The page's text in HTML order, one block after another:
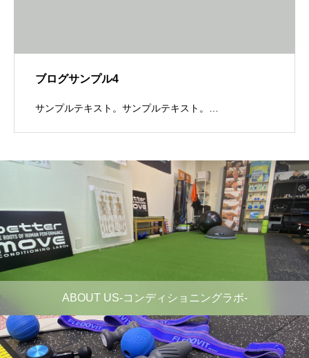
ブログサンプル4
サンプルテキスト。サンプルテキスト。…
ABOUT US-コンディショニングラボ-